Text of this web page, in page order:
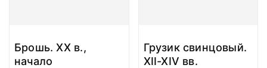
Брошь. ХХ в.,
начало
Грузик свинцовый.
XII-XIV вв.